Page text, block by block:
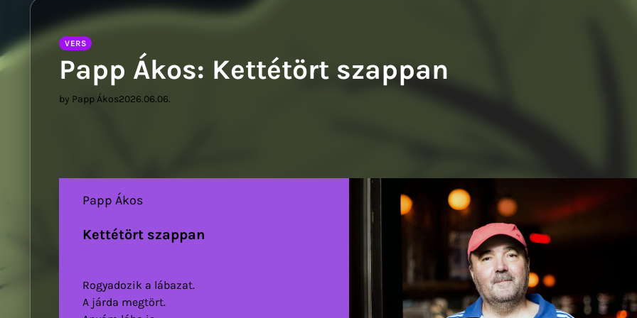
VERS
Papp Ákos: Kettétört szappan
by Papp Ákos2026.06.06.
Papp Ákos
Kettétört szappan
Rogyadozik a lábazat.
A járda megtört.